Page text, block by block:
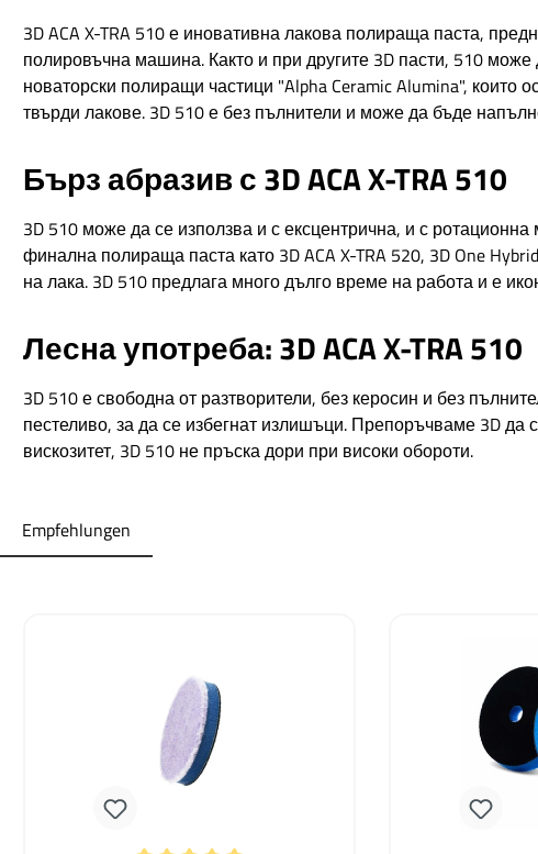
3D ACA X-TRA 510 е иновативна лакова полираща паста,
полировъчна машина. Както и при другите 3D пасти, 510
новаторски полиращи частици "Alpha Ceramic Alumina", които
твърди лакове. 3D 510 е без пълнители и може да бъде
Бърз абразив с 3D ACA X-TRA 510
3D 510 може да се използва и с ексцентрична, и с
финална полираща паста като 3D ACA X-TRA 520, 3D One
на лака. 3D 510 предлага много дълго време на работа и е
Лесна употреба: 3D ACA X-TRA 510
3D 510 е свободна от разтворители, без керосин и без
пестеливо, за да се избегнат излишъци. Препоръчваме 3D
вискозитет, 3D 510 не пръска дори при високи обороти.
Empfehlungen